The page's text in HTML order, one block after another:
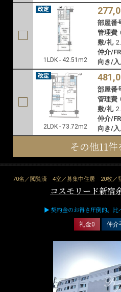
1LDK - 42.51m2
部屋番
管理費
敷/礼
仲介/FR
向き/
2LDK - 73.72m2
部屋番
管理費
敷/礼
仲介/FR
向き/
その他11
70名／閲覧済 4室／募集中住居 20枚／
コスモリード新宿
▶ 契約金のお得さ圧倒的。
礼金0 仲介